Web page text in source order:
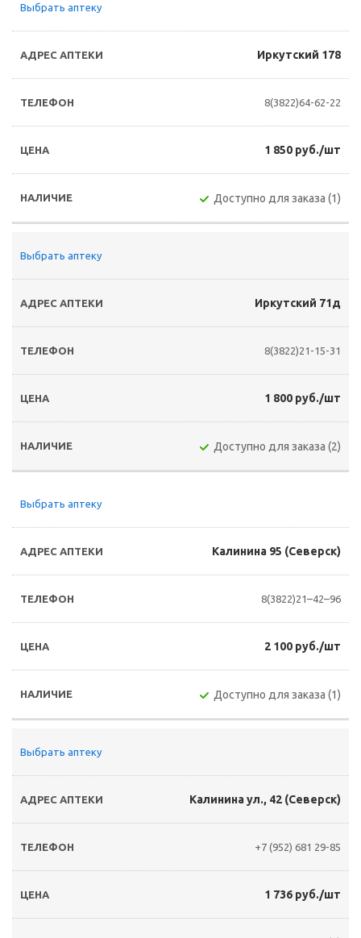
Выбрать аптеку
Иркутский 178
8(3822)64-62-22
1 850 руб./шт
Доступно для заказа (1)
Выбрать аптеку
Иркутский 71д
8(3822)21-15-31
1 800 руб./шт
Доступно для заказа (2)
Выбрать аптеку
Калинина 95 (Северск)
8(3822)21–42–96
2 100 руб./шт
Доступно для заказа (1)
Выбрать аптеку
Калинина ул., 42 (Северск)
+7 (952) 681 29-85
1 736 руб./шт